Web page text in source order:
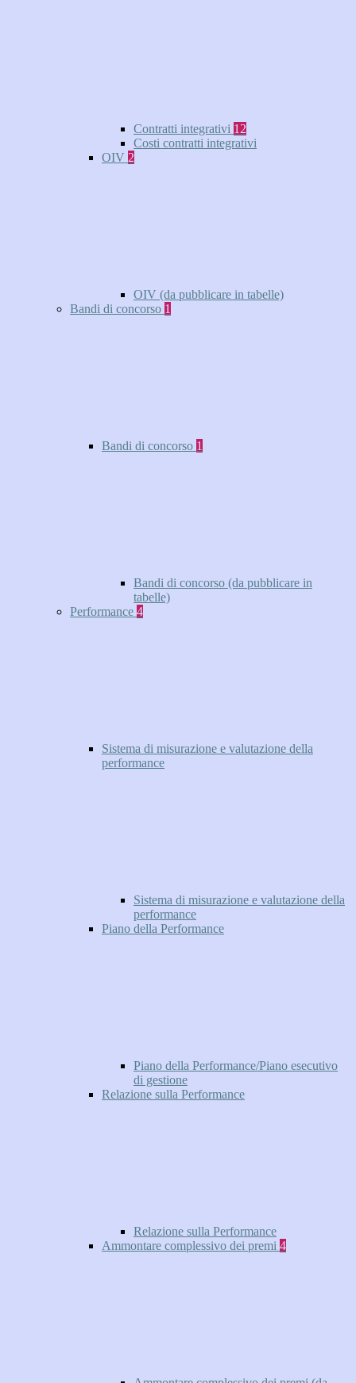
Contratti integrativi 12
Costi contratti integrativi
OIV 2
OIV (da pubblicare in tabelle)
Bandi di concorso 1
Bandi di concorso 1
Bandi di concorso (da pubblicare in
tabelle)
Performance 4
Sistema di misurazione e valutazione della
performance
Sistema di misurazione e valutazione della
performance
Piano della Performance
Piano della Performance/Piano esecutivo
di gestione
Relazione sulla Performance
Relazione sulla Performance
Ammontare complessivo dei premi 4